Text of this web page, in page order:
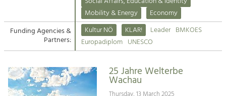
Suche
Impressum
Kontakt
Tourism
Offer Development and Positioning
Art & Culture
Crafts, Science and Research.
Mobility & Energy
Economy
Funding Agencies &
Partners:
Kultur NÖ KLAR! Leader BMKOES
Europadiplom UNESCO
25 Jahre Welterbe
Wachau